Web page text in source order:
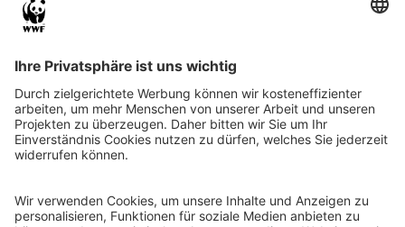
WWF Deutschland
Reinhardtstr. 18
10117 Berlin
Ihre Spende kann steuerlich geltend gemacht werden